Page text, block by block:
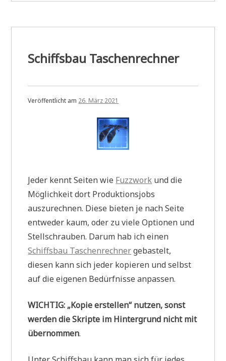
Schiffsbau Taschenrechner
Veröffentlicht am 26. März 2021
Jeder kennt Seiten wie Fuzzwork und die
Möglichkeit dort Produktionsjobs
auszurechnen. Diese bieten je nach Seite
entweder kaum, oder zu viele Optionen und
Stellschrauben. Darum hab ich einen
Schiffsbau Taschenrechnergebastelt,
diesen kann sich jeder kopieren und selbst
auf die eigenen Bedürfnisse anpassen.
WICHTIG: „Kopie erstellen“ nutzen, sonst
werden die Skripte im Hintergrund nicht mit
übernommen.